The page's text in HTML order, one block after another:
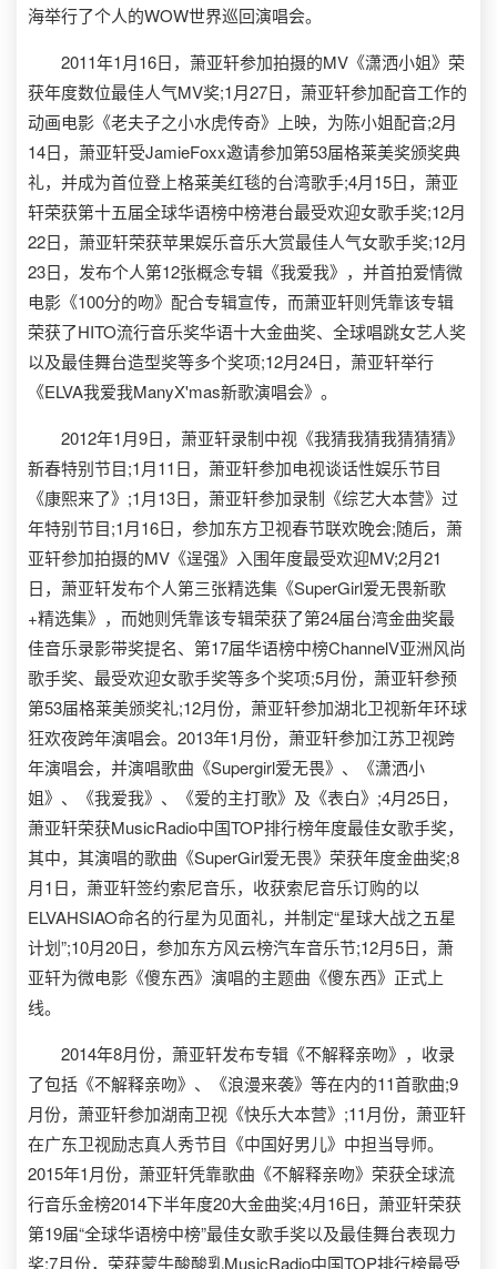
海举行了个人的WOW世界巡回演唱会。
2011年1月16日，萧亚轩参加拍摄的MV《潇洒小姐》荣
获年度数位最佳人气MV奖;1月27日，萧亚轩参加配音工作的
动画电影《老夫子之小水虎传奇》上映，为陈小姐配音;2月
14日，萧亚轩受JamieFoxx邀请参加第53届格莱美奖颁奖典
礼，并成为首位登上格莱美红毯的台湾歌手;4月15日，萧亚
轩荣获第十五届全球华语榜中榜港台最受欢迎女歌手奖;12月
22日，萧亚轩荣获苹果娱乐音乐大赏最佳人气女歌手奖;12月
23日，发布个人第12张概念专辑《我爱我》，并首拍爱情微
电影《100分的吻》配合专辑宣传，而萧亚轩则凭靠该专辑
荣获了HITO流行音乐奖华语十大金曲奖、全球唱跳女艺人奖
以及最佳舞台造型奖等多个奖项;12月24日，萧亚轩举行
《ELVA我爱我ManyX'mas新歌演唱会》。
2012年1月9日，萧亚轩录制中视《我猜我猜我猜猜猜》
新春特别节目;1月11日，萧亚轩参加电视谈话性娱乐节目
《康熙来了》;1月13日，萧亚轩参加录制《综艺大本营》过
年特别节目;1月16日，参加东方卫视春节联欢晚会;随后，萧
亚轩参加拍摄的MV《逞强》入围年度最受欢迎MV;2月21
日，萧亚轩发布个人第三张精选集《SuperGirl爱无畏新歌
+精选集》，而她则凭靠该专辑荣获了第24届台湾金曲奖最
佳音乐录影带奖提名、第17届华语榜中榜ChannelV亚洲风尚
歌手奖、最受欢迎女歌手奖等多个奖项;5月份，萧亚轩参预
第53届格莱美颁奖礼;12月份，萧亚轩参加湖北卫视新年环球
狂欢夜跨年演唱会。2013年1月份，萧亚轩参加江苏卫视跨
年演唱会，并演唱歌曲《Supergirl爱无畏》、《潇洒小
姐》、《我爱我》、《爱的主打歌》及《表白》;4月25日，
萧亚轩荣获MusicRadio中国TOP排行榜年度最佳女歌手奖，
其中，其演唱的歌曲《SuperGirl爱无畏》荣获年度金曲奖;8
月1日，萧亚轩签约索尼音乐，收获索尼音乐订购的以
ELVAHSIAO命名的行星为见面礼，并制定“星球大战之五星
计划”;10月20日，参加东方风云榜汽车音乐节;12月5日，萧
亚轩为微电影《傻东西》演唱的主题曲《傻东西》正式上
线。
2014年8月份，萧亚轩发布专辑《不解释亲吻》，收录
了包括《不解释亲吻》、《浪漫来袭》等在内的11首歌曲;9
月份，萧亚轩参加湖南卫视《快乐大本营》;11月份，萧亚轩
在广东卫视励志真人秀节目《中国好男儿》中担当导师。
2015年1月份，萧亚轩凭靠歌曲《不解释亲吻》荣获全球流
行音乐金榜2014下半年度20大金曲奖;4月16日，萧亚轩荣获
第19届“全球华语榜中榜”最佳女歌手奖以及最佳舞台表现力
奖;7月份，荣获蒙牛酸酸乳MusicRadio中国TOP排行榜最受